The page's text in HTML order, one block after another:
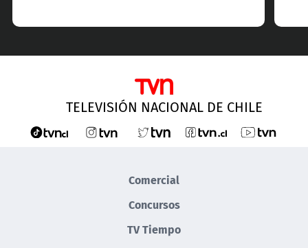
TELEVISIÓN NACIONAL DE CHILE
Comercial
Concursos
TV Tiempo